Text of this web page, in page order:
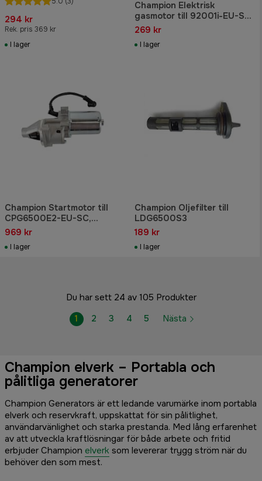
294 kr
Rek. pris 369 kr
I lager
Champion Elektrisk
gasmotor till 92001i-EU-SC,
92001i-DF-EU-SC
269 kr
I lager
Champion Startmotor till
CPG6500E2-EU-SC,
CPG7500E2-DF-EU-SC,
CPG9000E2-EU-SC
969 kr
I lager
Champion Oljefilter till
LDG6500S3
189 kr
I lager
Du har sett 24 av 105 Produkter
1
2 3 4 5 Nästa
Champion elverk – Portabla och
pålitliga generatorer
Champion Generators är ett ledande varumärke inom portabla
elverk och reservkraft, uppskattat för sin pålitlighet,
användarvänlighet och starka prestanda. Med lång erfarenhet
av att utveckla kraftlösningar för både arbete och fritid
erbjuder Champion elverk som levererar trygg ström när du
behöver den som mest.